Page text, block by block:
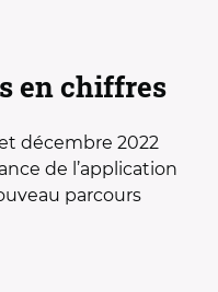
en chiffres
décembre 2022
de l’application
parcours